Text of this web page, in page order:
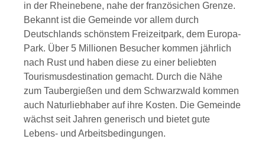
in der Rheinebene, nahe der französichen Grenze.
Bekannt ist die Gemeinde vor allem durch
Deutschlands schönstem Freizeitpark, dem Europa-
Park. Über 5 Millionen Besucher kommen jährlich
nach Rust und haben diese zu einer beliebten
Tourismusdestination gemacht. Durch die Nähe
zum Taubergießen und dem Schwarzwald kommen
auch Naturliebhaber auf ihre Kosten. Die Gemeinde
wächst seit Jahren generisch und bietet gute
Lebens- und Arbeitsbedingungen.